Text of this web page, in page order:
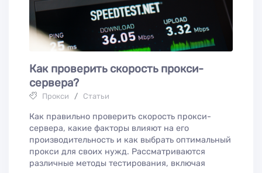
Как проверить скорость прокси-
сервера?
Прокси / Статьи
Как правильно проверить скорость прокси-
сервера, какие факторы влияют на его
производительность и как выбрать оптимальный
прокси для своих нужд. Рассматриваются
различные методы тестирования, включая